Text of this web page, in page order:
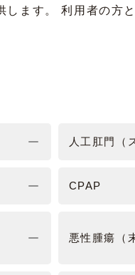
ます。 利用者の方
人工肛門（
CPAP
悪性腫瘍（